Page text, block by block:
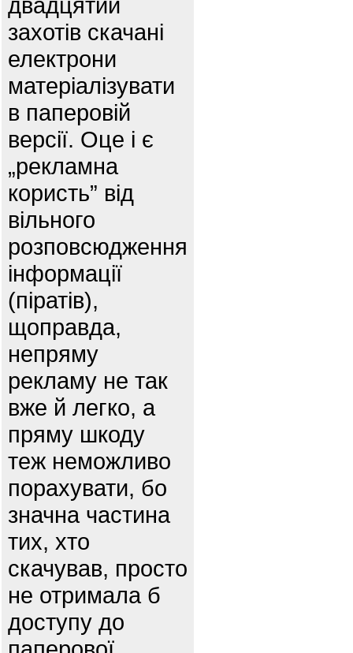
захотів скачані
електрони
матеріалізувати
в паперовій
версії. Оце і є
„рекламна
користь” від
вільного
розповсюдження
інформації
(піратів),
щоправда,
непряму
рекламу не так
вже й легко, а
пряму шкоду
теж неможливо
порахувати, бо
значна частина
тих, хто
скачував, просто
не отримала б
доступу до